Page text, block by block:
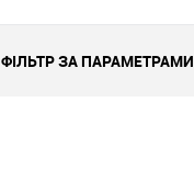
ФІЛЬТР ЗА ПАРАМЕТРАМИ